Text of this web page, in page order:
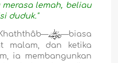
lemah, beliau
duduk."
—biasa
malam, dan ketika
ia membangunkan